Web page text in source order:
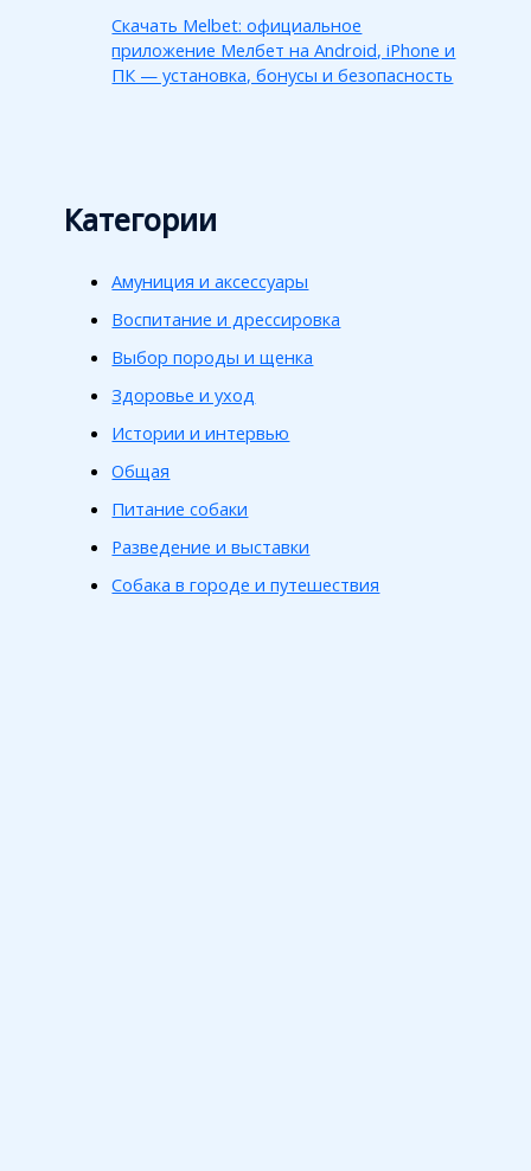
Скачать Melbet: официальное
приложение Мелбет на Android, iPhone и
ПК — установка, бонусы и безопасность
Категории
Амуниция и аксессуары
Воспитание и дрессировка
Выбор породы и щенка
Здоровье и уход
Истории и интервью
Общая
Питание собаки
Разведение и выставки
Собака в городе и путешествия